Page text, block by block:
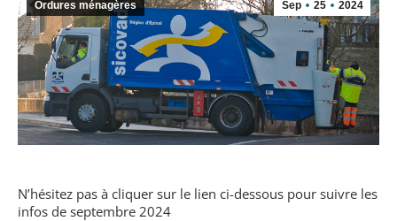
Sep 25 2024
Ordures ménagères
N’hésitez pas à cliquer sur le lien ci-dessous pour suivre les
infos de septembre 2024